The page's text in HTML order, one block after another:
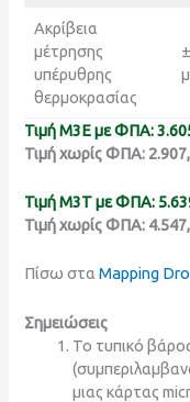
Ακρίβεια
μέτρησης
υπέρυθρης
θερμοκρασίας
Τιμή M3E με ΦΠΑ:
Τιμή χωρίς ΦΠΑ:
Τιμή M3T με ΦΠΑ:
Τιμή χωρίς ΦΠΑ:
Πίσω σταMapping
Σημειώσεις
Το τυπικό
μιας κάρτας